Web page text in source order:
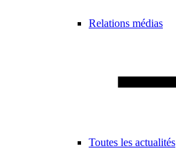
Relations médias
Toutes les actualités